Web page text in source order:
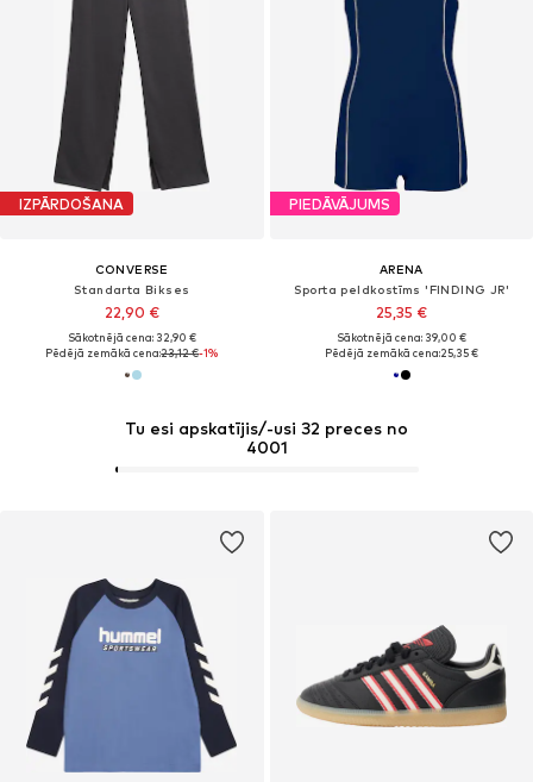
IZPĀRDOŠANA
CONVERSE
Standarta Bikses
22,90 €
Sākotnējā cena: 32,90 €
Pēdējā zemākā cena:23,12 €-1%
PIEDĀVĀJUMS
ARENA
Sporta peldkostīms 'FINDING JR'
25,35 €
Sākotnējā cena: 39,00 €
Pēdējā zemākā cena:25,35 €
Tu esi apskatījis/-usi 32 preces no
4001